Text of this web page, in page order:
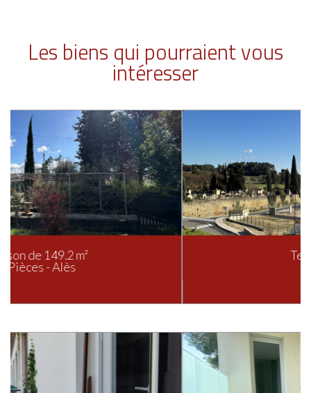
Les biens qui pourraient vous
intéresser